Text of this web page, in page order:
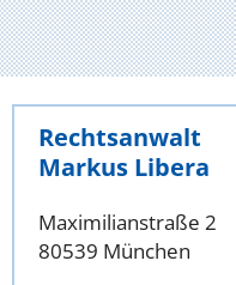
Rechtsanwalt
Markus Libera
Maximilianstraße 2
80539 München